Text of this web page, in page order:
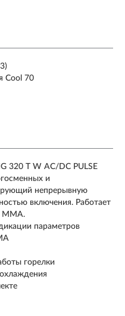
Cool 70
320 T W AC/DC PULSE
и
непрерывную
включения. Работает
MMA.
параметров
горелки